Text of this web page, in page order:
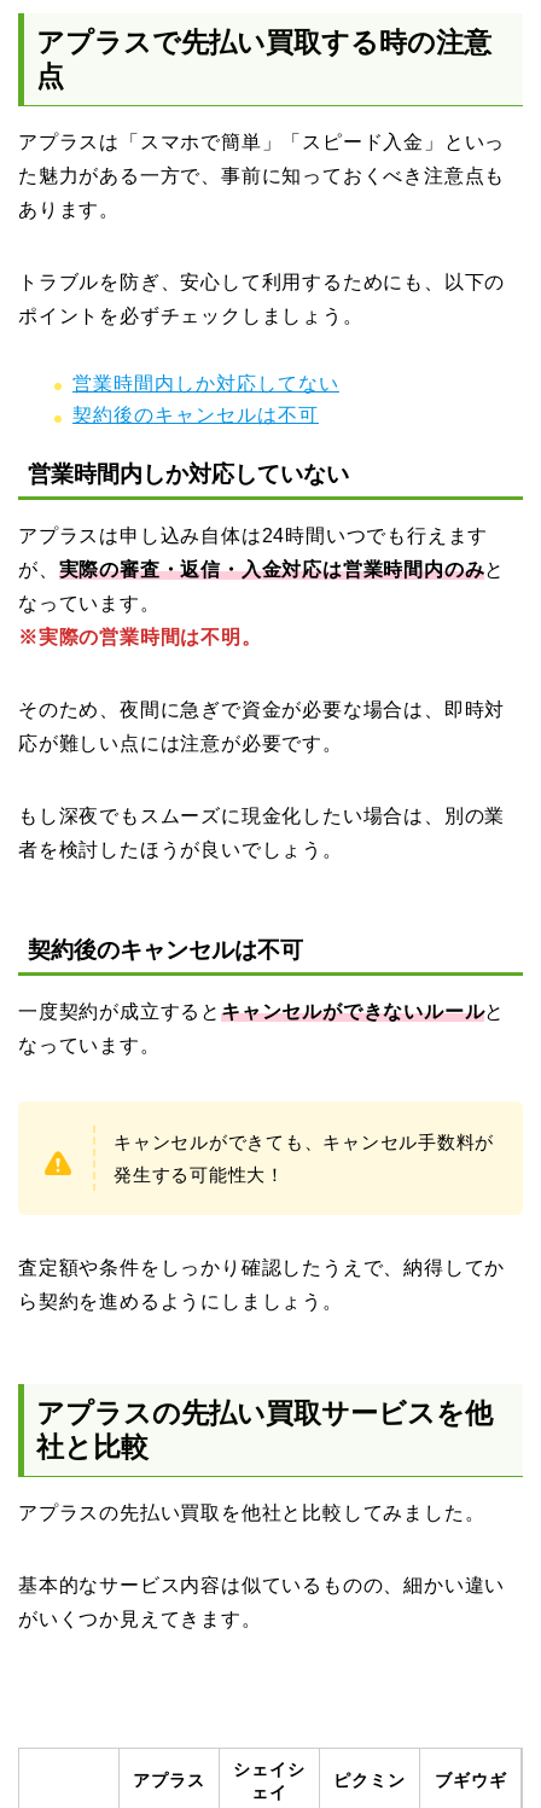
アプラスで先払い買取する時の注意
点
アプラスは「スマホで簡単」「スピード入金」といっ
た魅力がある一方で、事前に知っておくべき注意点も
あります。
トラブルを防ぎ、安心して利用するためにも、以下の
ポイントを必ずチェックしましょう。
営業時間内しか対応してない
契約後のキャンセルは不可
営業時間内しか対応していない
アプラスは申し込み自体は24時間いつでも行えます
が、 実際の審査・返信・入金対応は営業時間内のみと
なっています。
※実際の営業時間は不明。
そのため、夜間に急ぎで資金が必要な場合は、即時対
応が難しい点には注意が必要です。
もし深夜でもスムーズに現金化したい場合は、別の業
者を検討したほうが良いでしょう。
契約後のキャンセルは不可
一度契約が成立すると キャンセルができないルールと
なっています。
キャンセルができても、キャンセル手数料が
発生する可能性大！
査定額や条件をしっかり確認したうえで、納得してか
ら契約を進めるようにしましょう。
アプラスの先払い買取サービスを他
社と比較
アプラスの先払い買取を他社と比較してみました。
基本的なサービス内容は似ているものの、細かい違い
がいくつか見えてきます。
アプラス
シェイシ
ェイ
ピクミン ブギウギ